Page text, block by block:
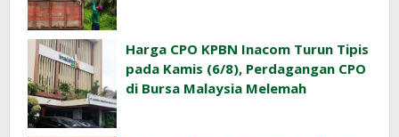
Harga CPO KPBN Inacom Turun Tipis
pada Kamis (6/8), Perdagangan CPO
di Bursa Malaysia Melemah